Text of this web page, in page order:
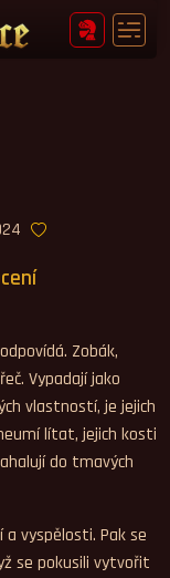
Zobák,
Vypadají jako
vlastností, je jejich
lítat, jejich kosti
do tmavých
a vyspělosti. Pak se
se pokusili vytvořit